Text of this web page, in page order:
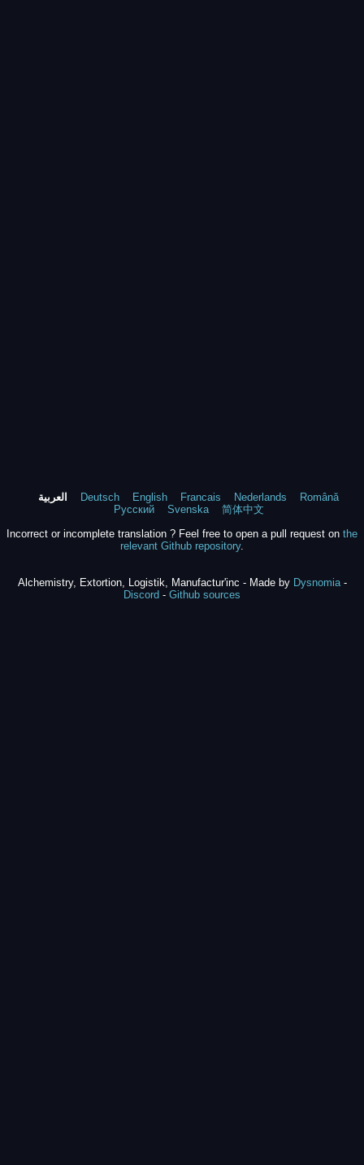
العربية Deutsch English Francais Nederlands
Română
Русский
Svenska
简体中文
Incorrect or incomplete translation ? Feel free to open a pull request on the
relevant Github repository.
Alchemistry, Extortion, Logistik, Manufactur'inc - Made by Dysnomia-
Discord - Github sources